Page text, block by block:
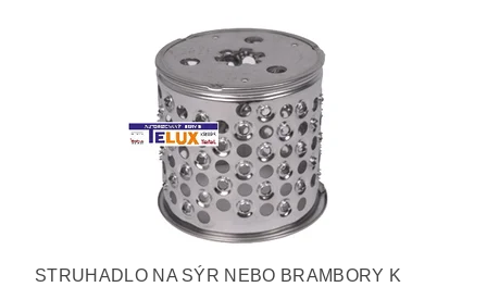
STRUHADLO NA SÝR NEBO BRAMBORY K